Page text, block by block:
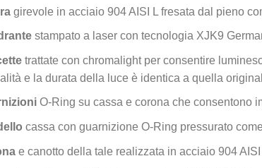
girevole in acciaio 904 AISI L fresata dal pieno
stampato a laser con tecnologia XJK9
trattate con chromalight per consentire
e la durata della luce è identica a quella
O-Ring su cassa e corona che consentono
cassa con guarnizione O-Ring pressurato
e canotto della tale realizzata in acciaio 904